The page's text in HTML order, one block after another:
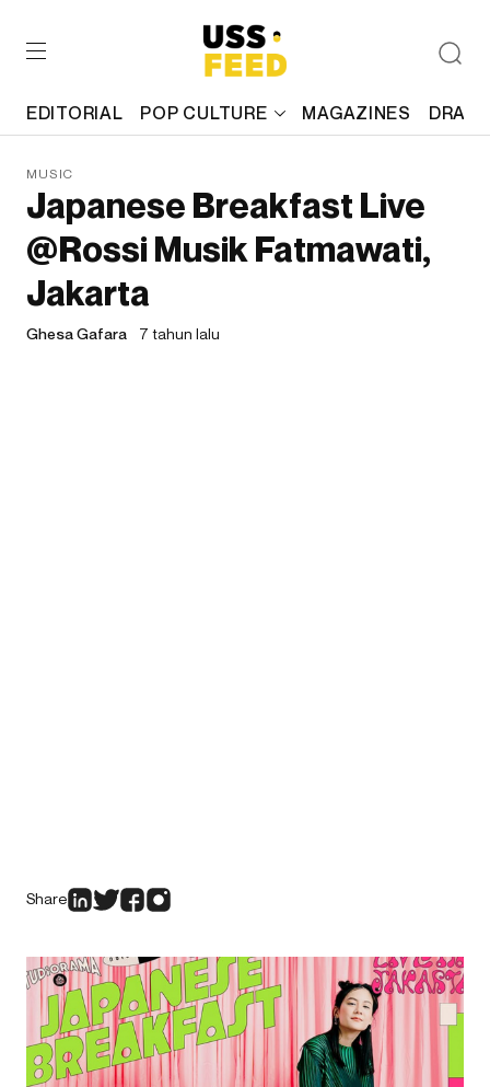
EDITORIAL POP CULTURE MAGAZINES
MUSIC
Japanese Breakfast Live
@Rossi Musik Fatmawati,
Jakarta
Ghesa Gafara 7 tahun lalu
Share